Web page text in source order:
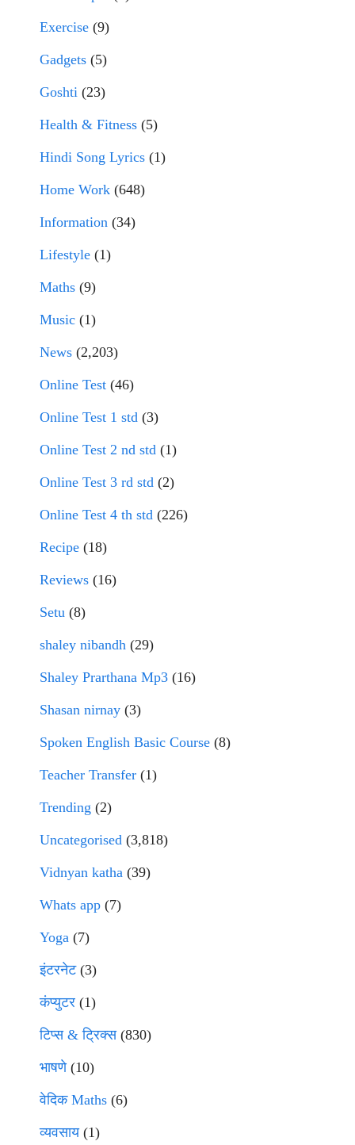
Exercise (9)
Gadgets (5)
Goshti (23)
Health & Fitness (5)
Hindi Song Lyrics (1)
Home Work (648)
Information (34)
Lifestyle (1)
Maths (9)
Music (1)
News (2,203)
Online Test (46)
Online Test 1 std (3)
Online Test 2 nd std (1)
Online Test 3 rd std (2)
Online Test 4 th std (226)
Recipe (18)
Reviews (16)
Setu (8)
shaley nibandh (29)
Shaley Prarthana Mp3 (16)
Shasan nirnay (3)
Spoken English Basic Course (8)
Teacher Transfer (1)
Trending (2)
Uncategorised (3,818)
Vidnyan katha (39)
Whats app (7)
Yoga (7)
इंटरनेट(3)
कंप्युटर (1)
टिप्स & ट्रिक्स(830)
भाषणे(10)
वेदिक Maths (6)
व्यवसाय(1)